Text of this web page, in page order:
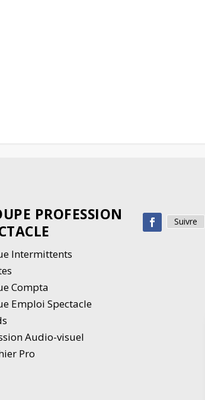
PROFESSION
Intermittents
Compta
Emploi Spectacle
Audio-visuel
Pro
Suivre